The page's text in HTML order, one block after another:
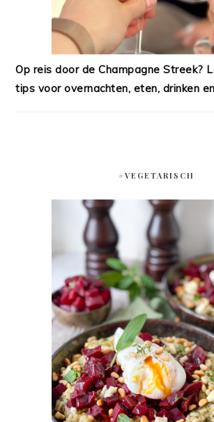
Op reis door de Champagne Streek?
tips voor overnachten, eten, drinken
#VEGETARISCH